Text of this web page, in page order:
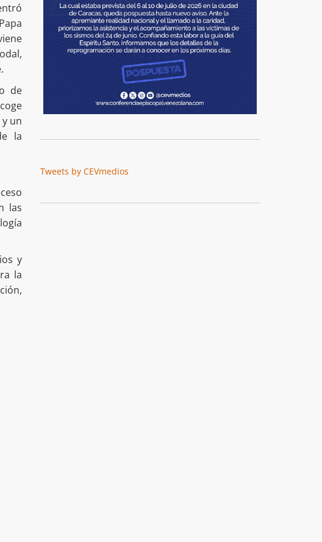
de
un
la
las
y
la
Tweets by CEVmedios